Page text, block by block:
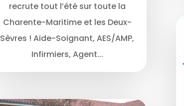
recrute tout l’été sur toute la
Charente-Maritime et les Deux-
Sèvres ! Aide-Soignant, AES/AMP,
Infirmiers, Agent...